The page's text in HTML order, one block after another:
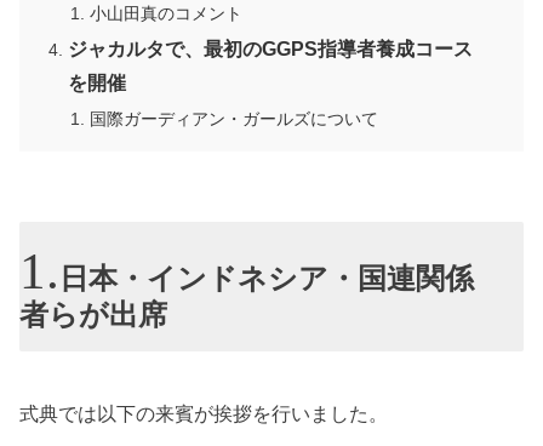
小山田真のコメント
ジャカルタで、最初のGGPS指導者養成コース
を開催
国際ガーディアン・ガールズについて
日本・インドネシア・国連関係
者らが出席
式典では以下の来賓が挨拶を行いました。